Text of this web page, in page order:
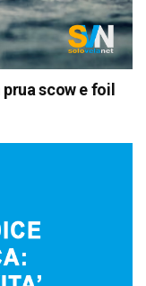
scow e foil